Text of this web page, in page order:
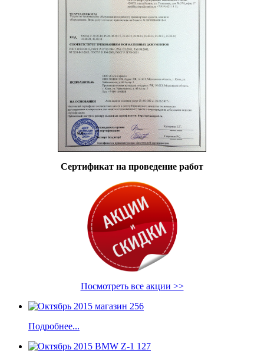
Сертификат на проведение работ
Посмотреть все акции >>
Подробнее...